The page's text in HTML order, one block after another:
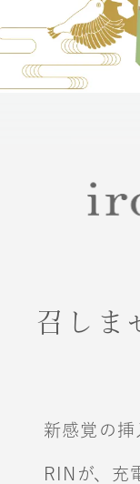
召しま
新感覚の挿
RINが、充